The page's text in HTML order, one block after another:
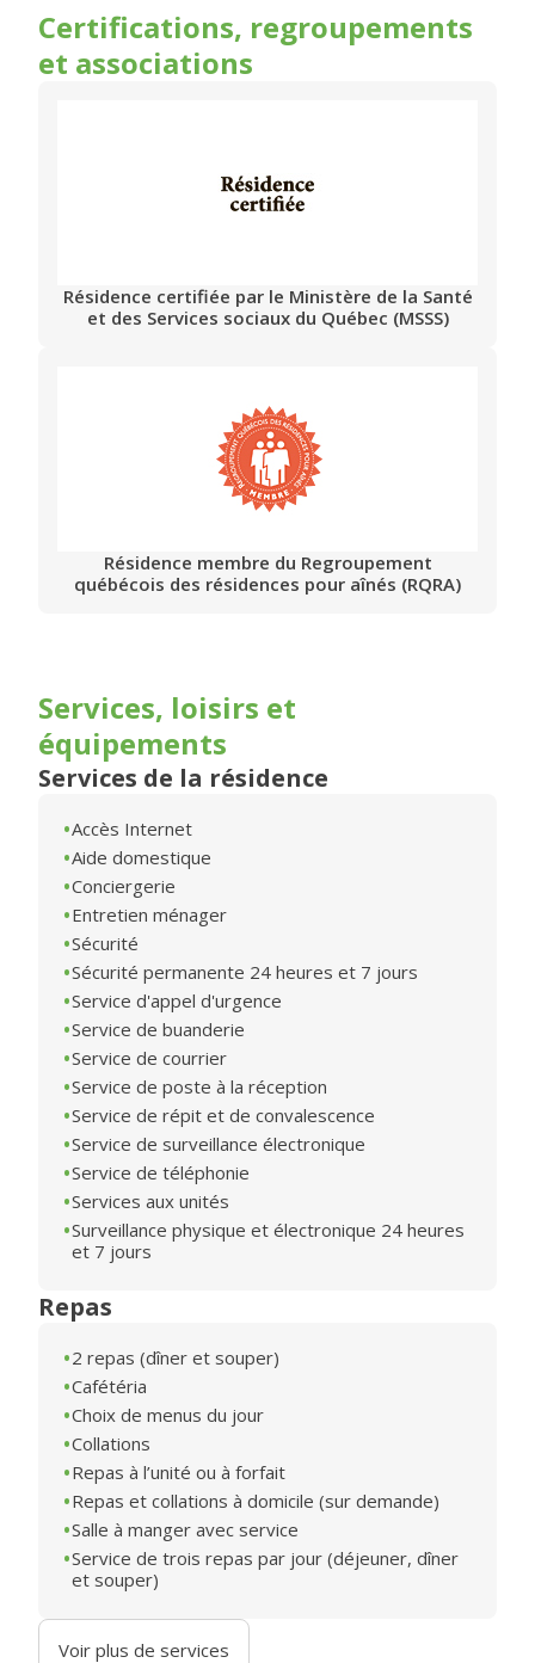
Certifications, regroupements
et associations
Résidence certifiée par le Ministère de la Santé
et des Services sociaux du Québec (MSSS)
Résidence membre du Regroupement
québécois des résidences pour aînés (RQRA)
Services, loisirs et
équipements
Services de la résidence
Accès Internet
Aide domestique
Conciergerie
Entretien ménager
Sécurité
Sécurité permanente 24 heures et 7 jours
Service d'appel d'urgence
Service de buanderie
Service de courrier
Service de poste à la réception
Service de répit et de convalescence
Service de surveillance électronique
Service de téléphonie
Services aux unités
Surveillance physique et électronique 24 heures
et 7 jours
Repas
2 repas (dîner et souper)
Cafétéria
Choix de menus du jour
Collations
Repas à l’unité ou à forfait
Repas et collations à domicile (sur demande)
Salle à manger avec service
Service de trois repas par jour (déjeuner, dîner
et souper)
Voir plus de services